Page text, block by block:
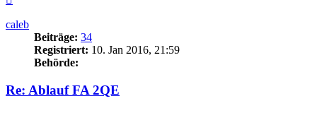
caleb
Beiträge: 34
Registriert: 10. Jan 2016, 21:59
Behörde:
Re: Ablauf FA 2QE